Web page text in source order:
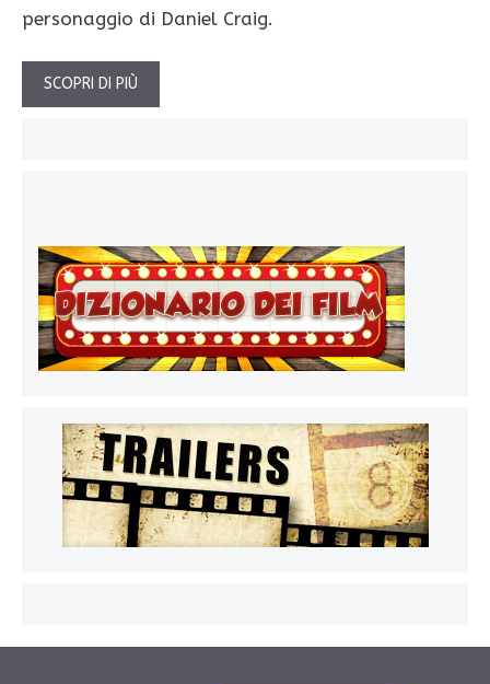
personaggio di Daniel Craig.
SCOPRI DI PIÙ